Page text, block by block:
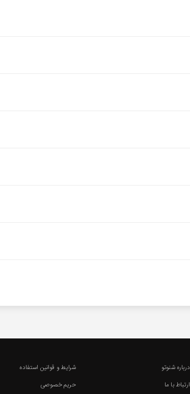
درباره شنوتو
ارتباط با ما
شرایط و قوانین استفاده
حریم خصوصی